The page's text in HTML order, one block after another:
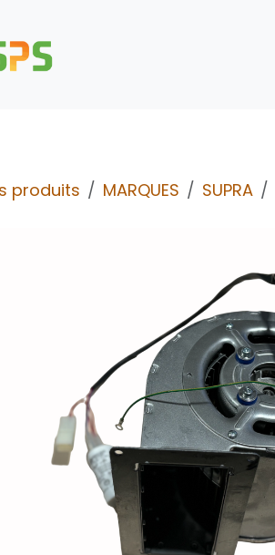
produits MARQUES SUPRA